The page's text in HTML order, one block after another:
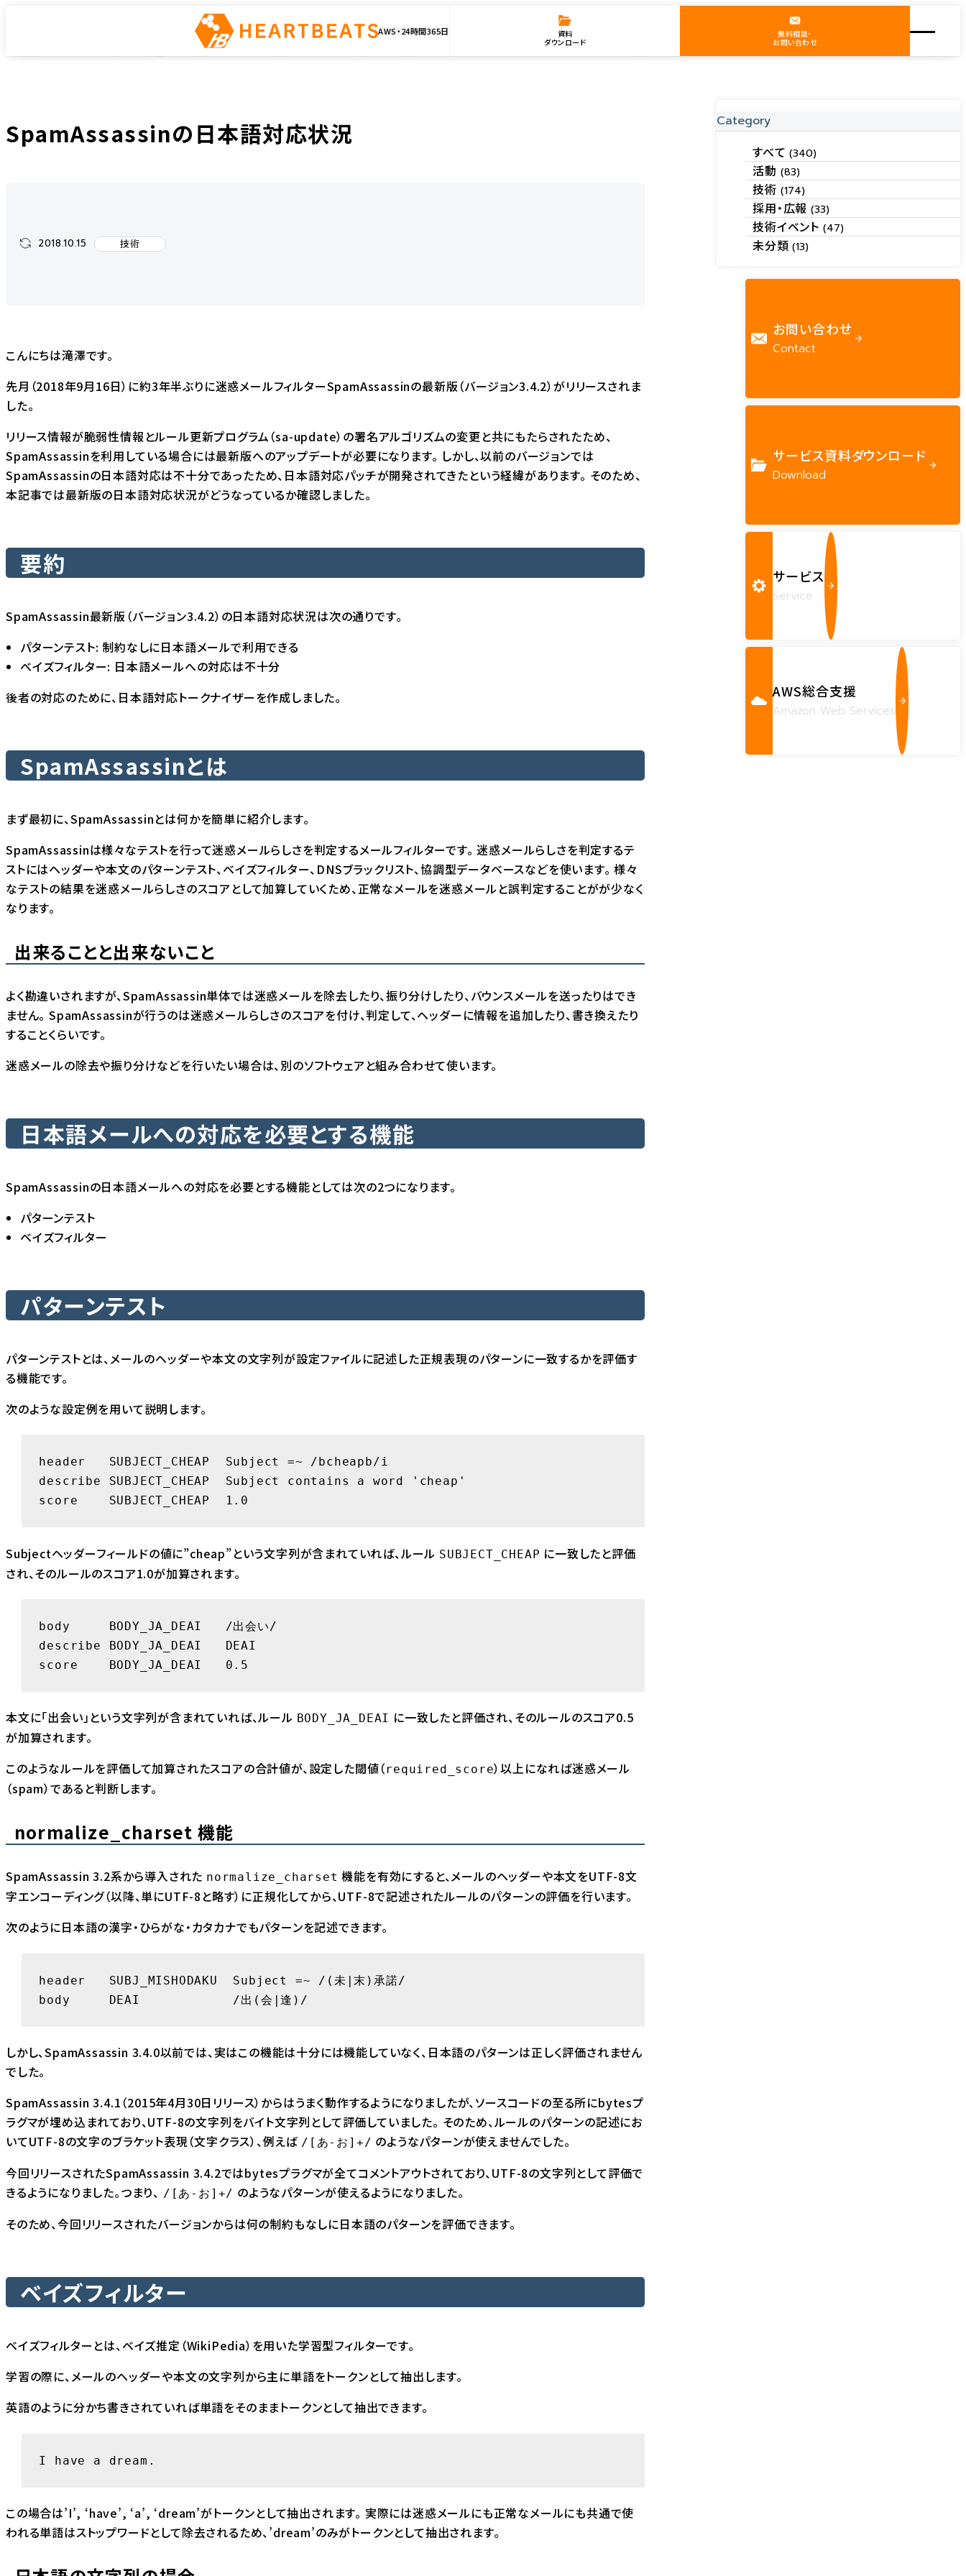
AWS・24時間365日
資料
ダウンロード
無料相談・
お問い合わせ
SpamAssassinの日本語対応状況
2018.10.15 技術
こんにちは滝澤です。
先月（2018年9月16日）に約3年半ぶりに迷惑メールフィルターSpamAssassinの最新版（バージョン3.4.2）がリリースされま
した。
リリース情報が脆弱性情報とルール更新プログラム（sa-update）の署名アルゴリズムの変更と共にもたらされたため、
SpamAssassinを利用している場合には最新版へのアップデートが必要になります。 しかし、以前のバージョンでは
SpamAssassinの日本語対応は不十分であったため、 日本語対応パッチが開発されてきたという経緯があります。 そのため、
本記事では最新版の日本語対応状況がどうなっているか確認しました。
要約
SpamAssassin最新版（バージョン3.4.2）の日本語対応状況は次の通りです。
パターンテスト: 制約なしに日本語メールで利用できる
ベイズフィルター: 日本語メールへの対応は不十分
後者の対応のために、日本語対応トークナイザーを作成しました。
SpamAssassinとは
まず最初に、SpamAssassinとは何かを簡単に紹介します。
SpamAssassinは様々なテストを行って迷惑メールらしさを判定するメールフィルターです。 迷惑メールらしさを判定するテ
ストにはヘッダーや本文のパターンテスト、ベイズフィルター、DNSブラックリスト、協調型データベースなどを使います。 様々
なテストの結果を迷惑メールらしさのスコアとして加算していくため、正常なメールを迷惑メールと誤判定することがが少なく
なります。
出来ることと出来ないこと
よく勘違いされますが、SpamAssassin単体では迷惑メールを除去したり、振り分けしたり、バウンスメールを送ったりはでき
ません。 SpamAssassinが行うのは迷惑メールらしさのスコアを付け、判定して、ヘッダーに情報を追加したり、書き換えたり
することくらいです。
迷惑メールの除去や振り分けなどを行いたい場合は、別のソフトウェアと組み合わせて使います。
日本語メールへの対応を必要とする機能
SpamAssassinの日本語メールへの対応を必要とする機能としては次の2つになります。
パターンテスト
ベイズフィルター
パターンテスト
パターンテストとは、メールのヘッダーや本文の文字列が設定ファイルに記述した正規表現のパターンに一致するかを評価す
る機能です。
次のような設定例を用いて説明します。
header   SUBJECT_CHEAP  Subject =~ /bcheapb/i
describe SUBJECT_CHEAP  Subject contains a word 'cheap'
score    SUBJECT_CHEAP  1.0
Subjectヘッダーフィールドの値に”cheap”という文字列が含まれていれば、ルール SUBJECT_CHEAP に一致したと評価
され、そのルールのスコア1.0が加算されます。
body     BODY_JA_DEAI   /出会い/
describe BODY_JA_DEAI   DEAI
score    BODY_JA_DEAI   0.5
本文に「出会い」という文字列が含まれていれば、ルール BODY_JA_DEAI に一致したと評価され、そのルールのスコア0.5
が加算されます。
このようなルールを評価して加算されたスコアの合計値が、設定した閾値（required_score）以上になれば迷惑メール
（spam）であると判断します。
normalize_charset 機能
SpamAssassin 3.2系から導入された normalize_charset 機能を有効にすると、メールのヘッダーや本文をUTF-8文
字エンコーディング（以降、単にUTF-8と略す）に正規化してから、UTF-8で記述されたルールのパターンの評価を行います。
次のように日本語の漢字・ひらがな・カタカナでもパターンを記述できます。
header   SUBJ_MISHODAKU  Subject =~ /(未|末)承諾/
body     DEAI            /出(会|逢)/
しかし、SpamAssassin 3.4.0以前では、実はこの機能は十分には機能していなく、日本語のパターンは正しく評価されません
でした。
SpamAssassin 3.4.1（2015年4月30日リリース）からはうまく動作するようになりましたが、ソースコードの至る所にbytesプ
ラグマが埋め込まれており、UTF-8の文字列をバイト文字列として評価していました。 そのため、ルールのパターンの記述にお
いてUTF-8の文字のブラケット表現（文字クラス）、例えば /[あ-お]+/ のようなパターンが使えませんでした。
今回リリースされたSpamAssassin 3.4.2ではbytesプラグマが全てコメントアウトされており、UTF-8の文字列として評価で
きるようになりました。つまり、 /[あ-お]+/ のようなパターンが使えるようになりました。
そのため、今回リリースされたバージョンからは何の制約もなしに日本語のパターンを評価できます。
ベイズフィルター
ベイズフィルターとは、ベイズ推定 （WikiPedia）を用いた学習型フィルターです。
学習の際に、メールのヘッダーや本文の文字列から主に単語をトークンとして抽出します。
英語のように分かち書きされていれば単語をそのままトークンとして抽出できます。
I have a dream.
この場合は’I’, ‘have’, ‘a’, ‘dream’がトークンとして抽出されます。 実際には迷惑メールにも正常なメールにも共通で使
われる単語はストップワードとして除去されるため、’dream’のみがトークンとして抽出されます。
Category
すべて(340)
活動 (83)
技術 (174)
採用・広報(33)
技術イベント (47)
未分類(13)
お問い合わせ
Contact
サービス資料ダウンロード
Download
サービス
Service
AWS総合支援
Amazon Web Services